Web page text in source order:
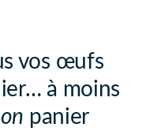
vos œufs
à moins
panier